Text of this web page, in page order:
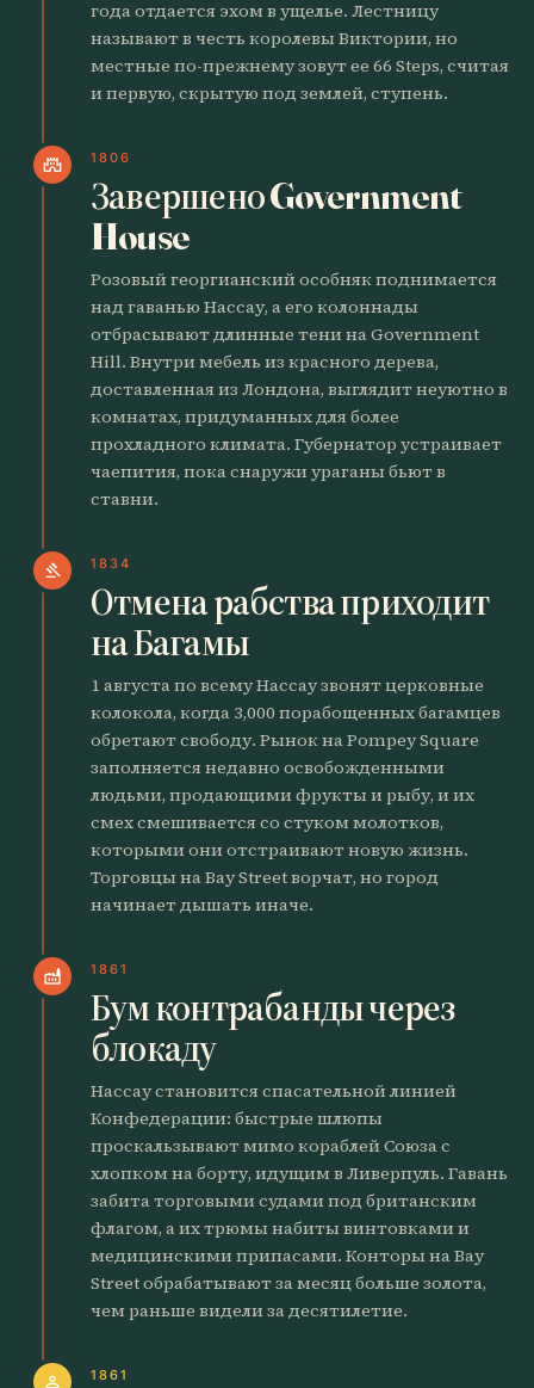
года отдается эхом в ущелье. Лестницу
называют в честь королевы Виктории, но
местные по-прежнему зовут ее 66 Steps, считая
и первую, скрытую под землей, ступень.
castle 1806
Завершено Government
House
Розовый георгианский особняк поднимается
над гаванью Нассау, а его колоннады
отбрасывают длинные тени на Government
Hill. Внутри мебель из красного дерева,
доставленная из Лондона, выглядит неуютно в
комнатах, придуманных для более
прохладного климата. Губернатор устраивает
чаепития, пока снаружи ураганы бьют в
ставни.
gavel 1834
Отмена рабства приходит
на Багамы
1 августа по всему Нассау звонят церковные
колокола, когда 3,000 порабощенных багамцев
обретают свободу. Рынок на Pompey Square
заполняется недавно освобожденными
людьми, продающими фрукты и рыбу, и их
смех смешивается со стуком молотков,
которыми они отстраивают новую жизнь.
Торговцы на Bay Street ворчат, но город
начинает дышать иначе.
factory 1861
Бум контрабанды через
блокаду
Нассау становится спасательной линией
Конфедерации: быстрые шлюпы
проскальзывают мимо кораблей Союза с
хлопком на борту, идущим в Ливерпуль. Гавань
забита торговыми судами под британским
флагом, а их трюмы набиты винтовками и
медицинскими припасами. Конторы на Bay
Street обрабатывают за месяц больше золота,
чем раньше видели за десятилетие.
person 1861